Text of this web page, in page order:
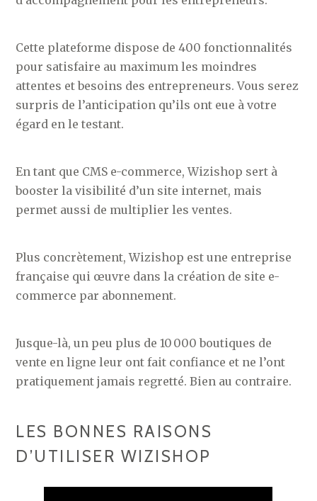
Cette plateforme dispose de 400 fonctionnalités
pour satisfaire au maximum les moindres
attentes et besoins des entrepreneurs. Vous serez
surpris de l’anticipation qu’ils ont eue à votre
égard en le testant.
En tant que CMS e-commerce, Wizishop sert à
booster la visibilité d’un site internet, mais
permet aussi de multiplier les ventes.
Plus concrètement, Wizishop est une entreprise
française qui œuvre dans la création de site e-
commerce par abonnement.
Jusque-là, un peu plus de 10 000 boutiques de
vente en ligne leur ont fait confiance et ne l’ont
pratiquement jamais regretté. Bien au contraire.
LES BONNES RAISONS
D’UTILISER WIZISHOP